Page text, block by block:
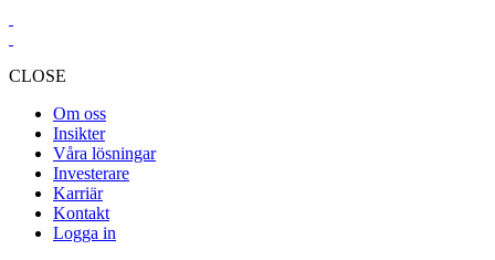
CLOSE
Om oss
Insikter
Våra lösningar
Investerare
Karriär
Kontakt
Logga in